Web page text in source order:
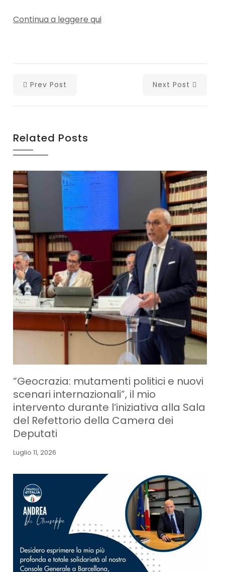
Continua a leggere qui
Prev Post Next Post
Related Posts
“Geocrazia: mutamenti politici e nuovi
scenari internazionali”, il mio
intervento durante l’iniziativa alla Sala
del Refettorio della Camera dei
Deputati
Luglio 11, 2026